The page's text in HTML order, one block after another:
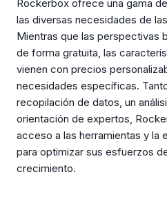
Rockerbox ofrece una gama
las diversas necesidades de
Mientras que las perspectivas
de forma gratuita, las
vienen con precios
necesidades específicas.
recopilación de datos, un
orientación de expertos,
acceso a las herramientas y la
para optimizar sus esfuerzos
crecimiento.